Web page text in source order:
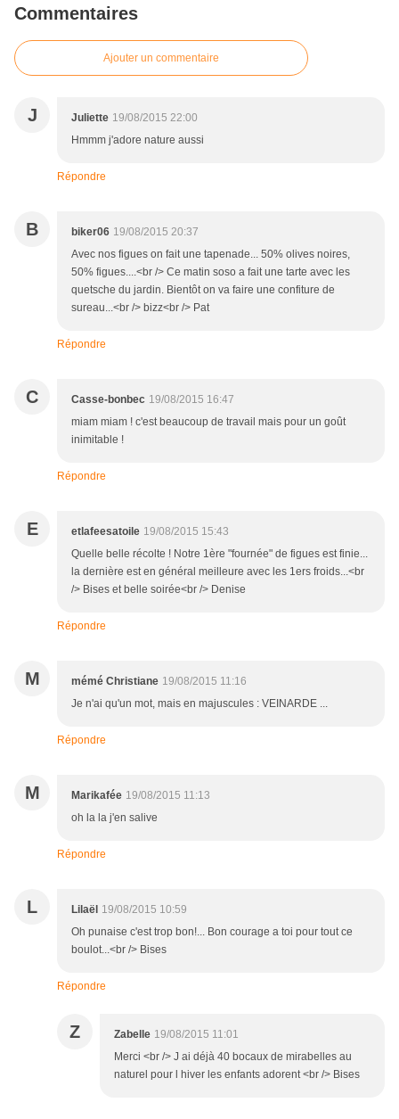
Commentaires
Ajouter un commentaire
J Juliette 19/08/2015 22:00
Hmmm j'adore nature aussi
Répondre
B biker06 19/08/2015 20:37
Avec nos figues on fait une tapenade... 50% olives noires,
50% figues....<br /> Ce matin soso a fait une tarte avec les
quetsche du jardin. Bientôt on va faire une confiture de
sureau...<br /> bizz<br /> Pat
Répondre
C Casse-bonbec 19/08/2015 16:47
miam miam ! c'est beaucoup de travail mais pour un goût
inimitable !
Répondre
E etlafeesatoile 19/08/2015 15:43
Quelle belle récolte ! Notre 1ère "fournée" de figues est finie...
la dernière est en général meilleure avec les 1ers froids...<br
/> Bises et belle soirée<br /> Denise
Répondre
M mémé Christiane 19/08/2015 11:16
Je n'ai qu'un mot, mais en majuscules : VEINARDE ...
Répondre
M Marikafée 19/08/2015 11:13
oh la la j'en salive
Répondre
L Lilaël 19/08/2015 10:59
Oh punaise c'est trop bon!... Bon courage a toi pour tout ce
boulot...<br /> Bises
Répondre
Z Zabelle 19/08/2015 11:01
Merci <br /> J ai déjà 40 bocaux de mirabelles au
naturel pour l hiver les enfants adorent <br /> Bises